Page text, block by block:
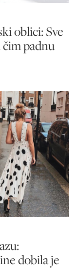
oblici: Sve
padnu
dobila je